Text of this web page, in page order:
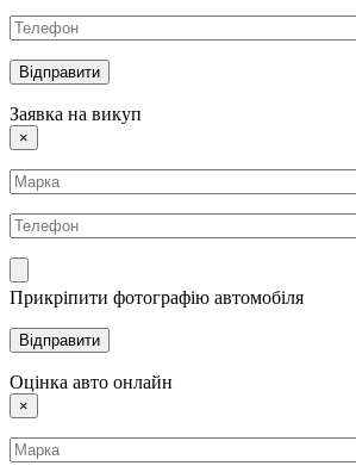
Заявка на викуп
×
Прикріпити фотографію автомобіля
Оцінка авто онлайн
×